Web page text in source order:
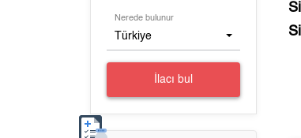
Nerede bulunur
Türkiye
İlacı bul